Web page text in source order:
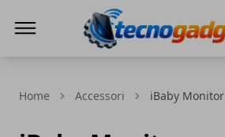
Home Accessori iBaby Monitor